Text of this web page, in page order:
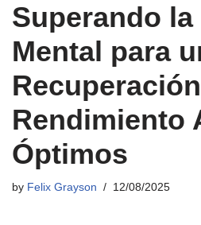
Superando la
Mental para
Rendimiento
Óptimos
by Felix Grayson 12/08/2025